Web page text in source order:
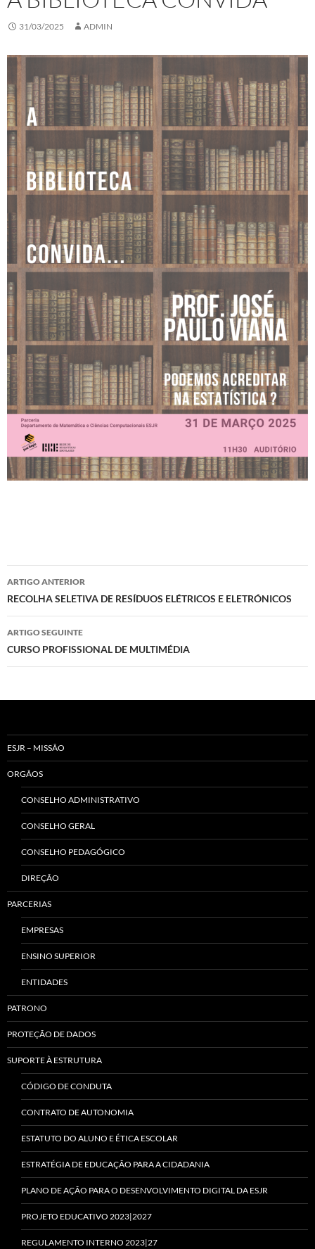
31/03/2025 ADMIN
Navegação
de
artigos
ARTIGO ANTERIOR
RECOLHA SELETIVA DE RESÍDUOS ELÉTRICOS E ELETRÓNICOS
ARTIGO SEGUINTE
CURSO PROFISSIONAL DE MULTIMÉDIA
ESJR – MISSÃO
ORGÃOS
CONSELHO ADMINISTRATIVO
CONSELHO GERAL
CONSELHO PEDAGÓGICO
DIREÇÃO
PARCERIAS
EMPRESAS
ENSINO SUPERIOR
ENTIDADES
PATRONO
PROTEÇÃO DE DADOS
SUPORTE À ESTRUTURA
CÓDIGO DE CONDUTA
CONTRATO DE AUTONOMIA
ESTATUTO DO ALUNO E ÉTICA ESCOLAR
ESTRATÉGIA DE EDUCAÇÃO PARA A CIDADANIA
PLANO DE AÇÃO PARA O DESENVOLVIMENTO DIGITAL DA ESJR
PROJETO EDUCATIVO 2023|2027
REGULAMENTO INTERNO 2023|27